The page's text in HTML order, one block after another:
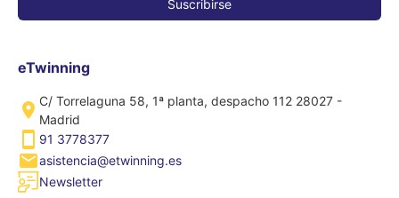
eTwinning
C/ Torrelaguna 58, 1ª planta, despacho 112 28027 -
Madrid
91 3778377
asistencia@etwinning.es
Newsletter